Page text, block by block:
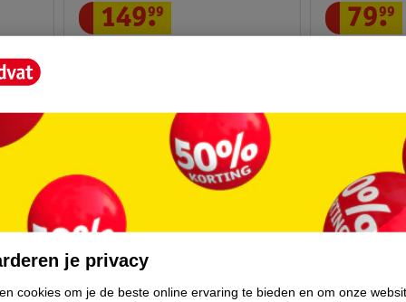
149.
99
8218
79.
99
je privacy
cookies om je de beste online ervaring te bieden en om onze